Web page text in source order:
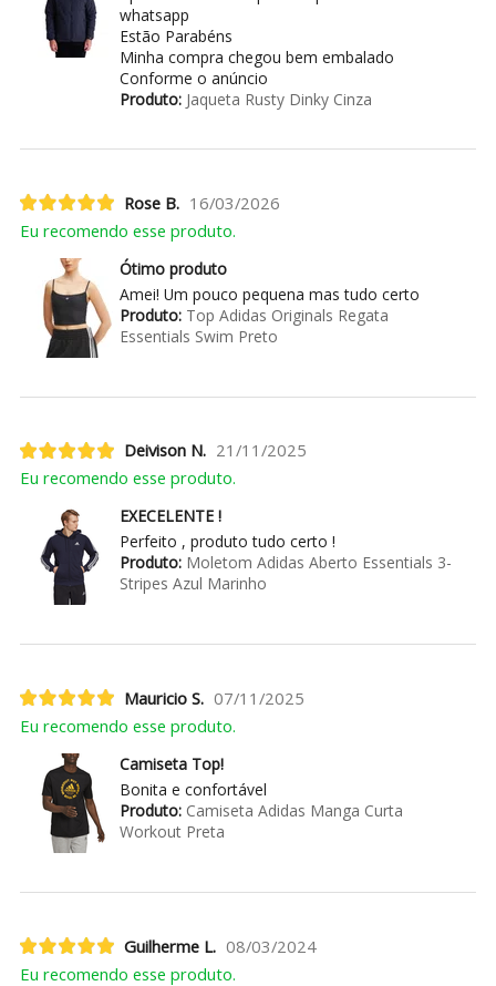
whatsapp
Estão Parabéns
Minha compra chegou bem embalado
Conforme o anúncio
Produto:Jaqueta Rusty Dinky Cinza
Rose B. 16/03/2026
Eu recomendo esse produto.
Ótimo produto
Amei! Um pouco pequena mas tudo certo
Produto:Top Adidas Originals Regata
Essentials Swim Preto
Deivison N. 21/11/2025
Eu recomendo esse produto.
EXECELENTE !
Perfeito , produto tudo certo !
Produto:Moletom Adidas Aberto Essentials 3-
Stripes Azul Marinho
Mauricio S. 07/11/2025
Eu recomendo esse produto.
Camiseta Top!
Bonita e confortável
Produto:Camiseta Adidas Manga Curta
Workout Preta
Guilherme L. 08/03/2024
Eu recomendo esse produto.